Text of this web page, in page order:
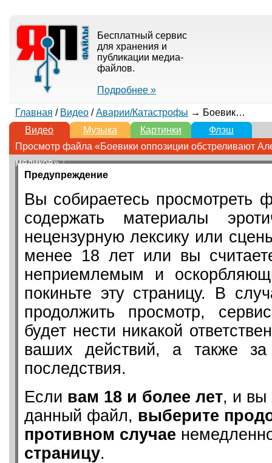
Бесплатный сервис
для хранения и
публикации медиа-
файлов.
Подробнее »
Главная / Видео/Аварии/Катастрофы → Боевики оппозиции обстреливают Алеппо: погибли двое российских медиков
Видео
Музыка Картинки
Флэш
Просмотр файла «Боевики оппозиции обстреливают
медиков» ↓
Предупреждение
Вы собираетесь просмотреть
содержать материалы
нецензурную лексику или
менее 18 лет или вы
неприемлемым и
покиньте эту страницу. В
продолжить просмотр,
будет нести никакой
ваших действий, а также
последствия.
Если вам 18 и более лет, и вы
данный файл, выберите
противном случае
страницу.